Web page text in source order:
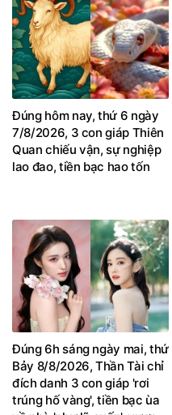
Đúng hôm nay, thứ 6 ngày
7/8/2026, 3 con giáp Thiên
Quan chiếu vận, sự nghiệp
lao đao, tiền bạc hao tốn
Đúng 6h sáng ngày mai, thứ
Bảy 8/8/2026, Thần Tài chỉ
đích danh 3 con giáp 'rơi
trúng hố vàng', tiền bạc ùa